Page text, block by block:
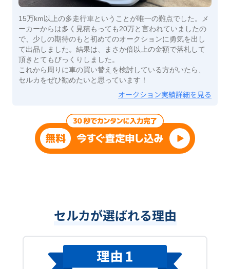
15万km以上の多走行車ということが唯一の難点でした。メ
ーカーからは多く見積もっても20万と言われていましたの
で、少しの期待のもと初めてのオークションに勇気を出し
て出品しました。結果は、まさか倍以上の金額で落札して
頂きとてもびっくりしました。
これから周りに車の買い替えを検討している方がいたら、
セルカをぜひ勧めたいと思っています！
オークション実績詳細を見る
セルカが選ばれる理由